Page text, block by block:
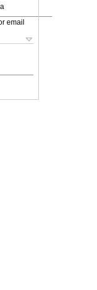
email